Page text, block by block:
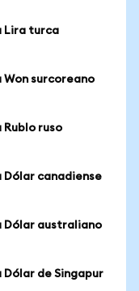
Lira turca
Won surcoreano
Rublo ruso
Dólar canadiense
Dólar australiano
Dólar de Singapur